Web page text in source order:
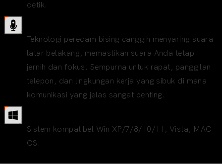
detik.
Teknologi peredam bising canggih menyaring suara
latar belakang, memastikan suara Anda tetap
jernih dan fokus. Sempurna untuk rapat, panggilan
telepon, dan lingkungan kerja yang sibuk di mana
komunikasi yang jelas sangat penting.
Sistem kompatibel Win XP/7/8/10/11, Vista, MAC
OS.